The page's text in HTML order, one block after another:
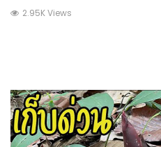
2.95K Views